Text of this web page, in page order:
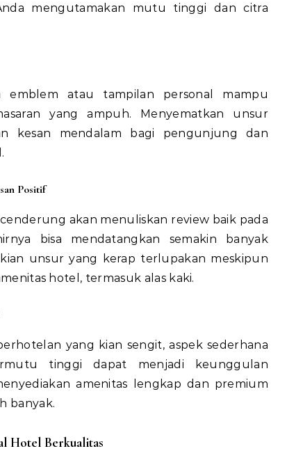
mengutamakan mutu tinggi dan citra
atau tampilan personal mampu
yang ampuh. Menyematkan unsur
kesan mendalam bagi pengunjung dan
Positif
akan menuliskan review baik pada
bisa mendatangkan semakin banyak
unsur yang kerap terlupakan meskipun
hotel, termasuk alas kaki.
yang kian sengit, aspek sederhana
tinggi dapat menjadi keunggulan
amenitas lengkap dan premium
banyak.
Hotel Berkualitas